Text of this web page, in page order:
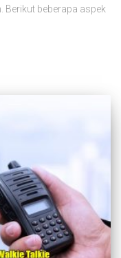
Berikut beberapa aspek